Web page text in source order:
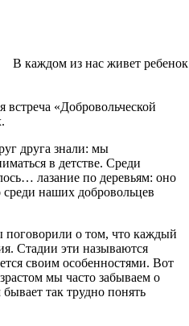
В каждом из нас живет ребенок
«Добровольческой
друга знали: мы
в детстве. Среди
лазание по деревьям: оно
наших добровольцев
поговорили о том, что каждый
Стадии эти называются
своим особенностями. Вот
мы часто забываем о
так трудно понять